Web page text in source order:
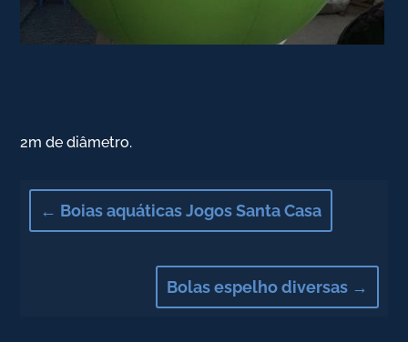
2m de diâmetro.
← Boias aquáticas Jogos Santa Casa
Bolas espelho diversas→